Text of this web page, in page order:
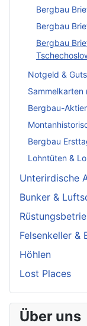
Bergbau
Bergbau
Bergbau
Notgeld &
Sammelkarten
Bergbau-
Bergbau
Lohntüten &
Unterirdische
Bunker &
Felsenkeller &
Höhlen
Lost Places
Über uns